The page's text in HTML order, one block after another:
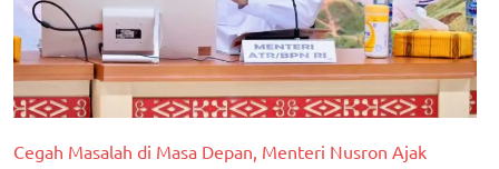
Cegah Masalah di Masa Depan, Menteri Nusron Ajak